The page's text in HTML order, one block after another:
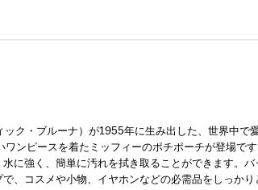
ク・ブルーナ）が1955年に生み出した、世界中で
ンピースを着たミッフィーのポチポーチが登場です
に強く、簡単に汚れを拭き取ることができます。
、コスメや小物、イヤホンなどの必需品をしっかり